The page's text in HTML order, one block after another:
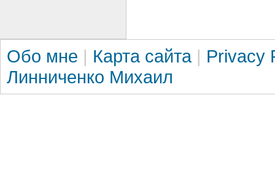
Обо мне | Карта сайта | Privacy
Линниченко Михаил